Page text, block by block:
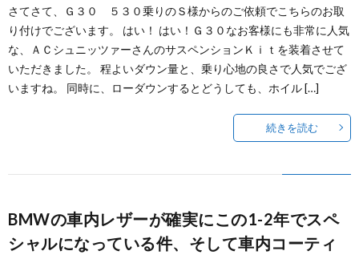
さてさて、Ｇ３０ ５３０乗りのＳ様からのご依頼でこちらのお取
り付けでございます。 はい！ はい！Ｇ３０なお客様にも非常に人気
な、ＡＣシュニッツァーさんのサスペンションＫｉｔを装着させて
いただきました。 程よいダウン量と、乗り心地の良さで人気でござ
いますね。 同時に、ローダウンするとどうしても、ホイル […]
続きを読む
BMWの車内レザーが確実にこの1-2年でスペ
シャルになっている件、そして車内コーティ